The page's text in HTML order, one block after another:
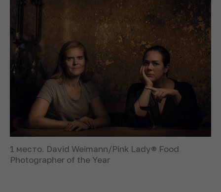
1 место. David Weimann/Pink Lady® Food
Photographer of the Year